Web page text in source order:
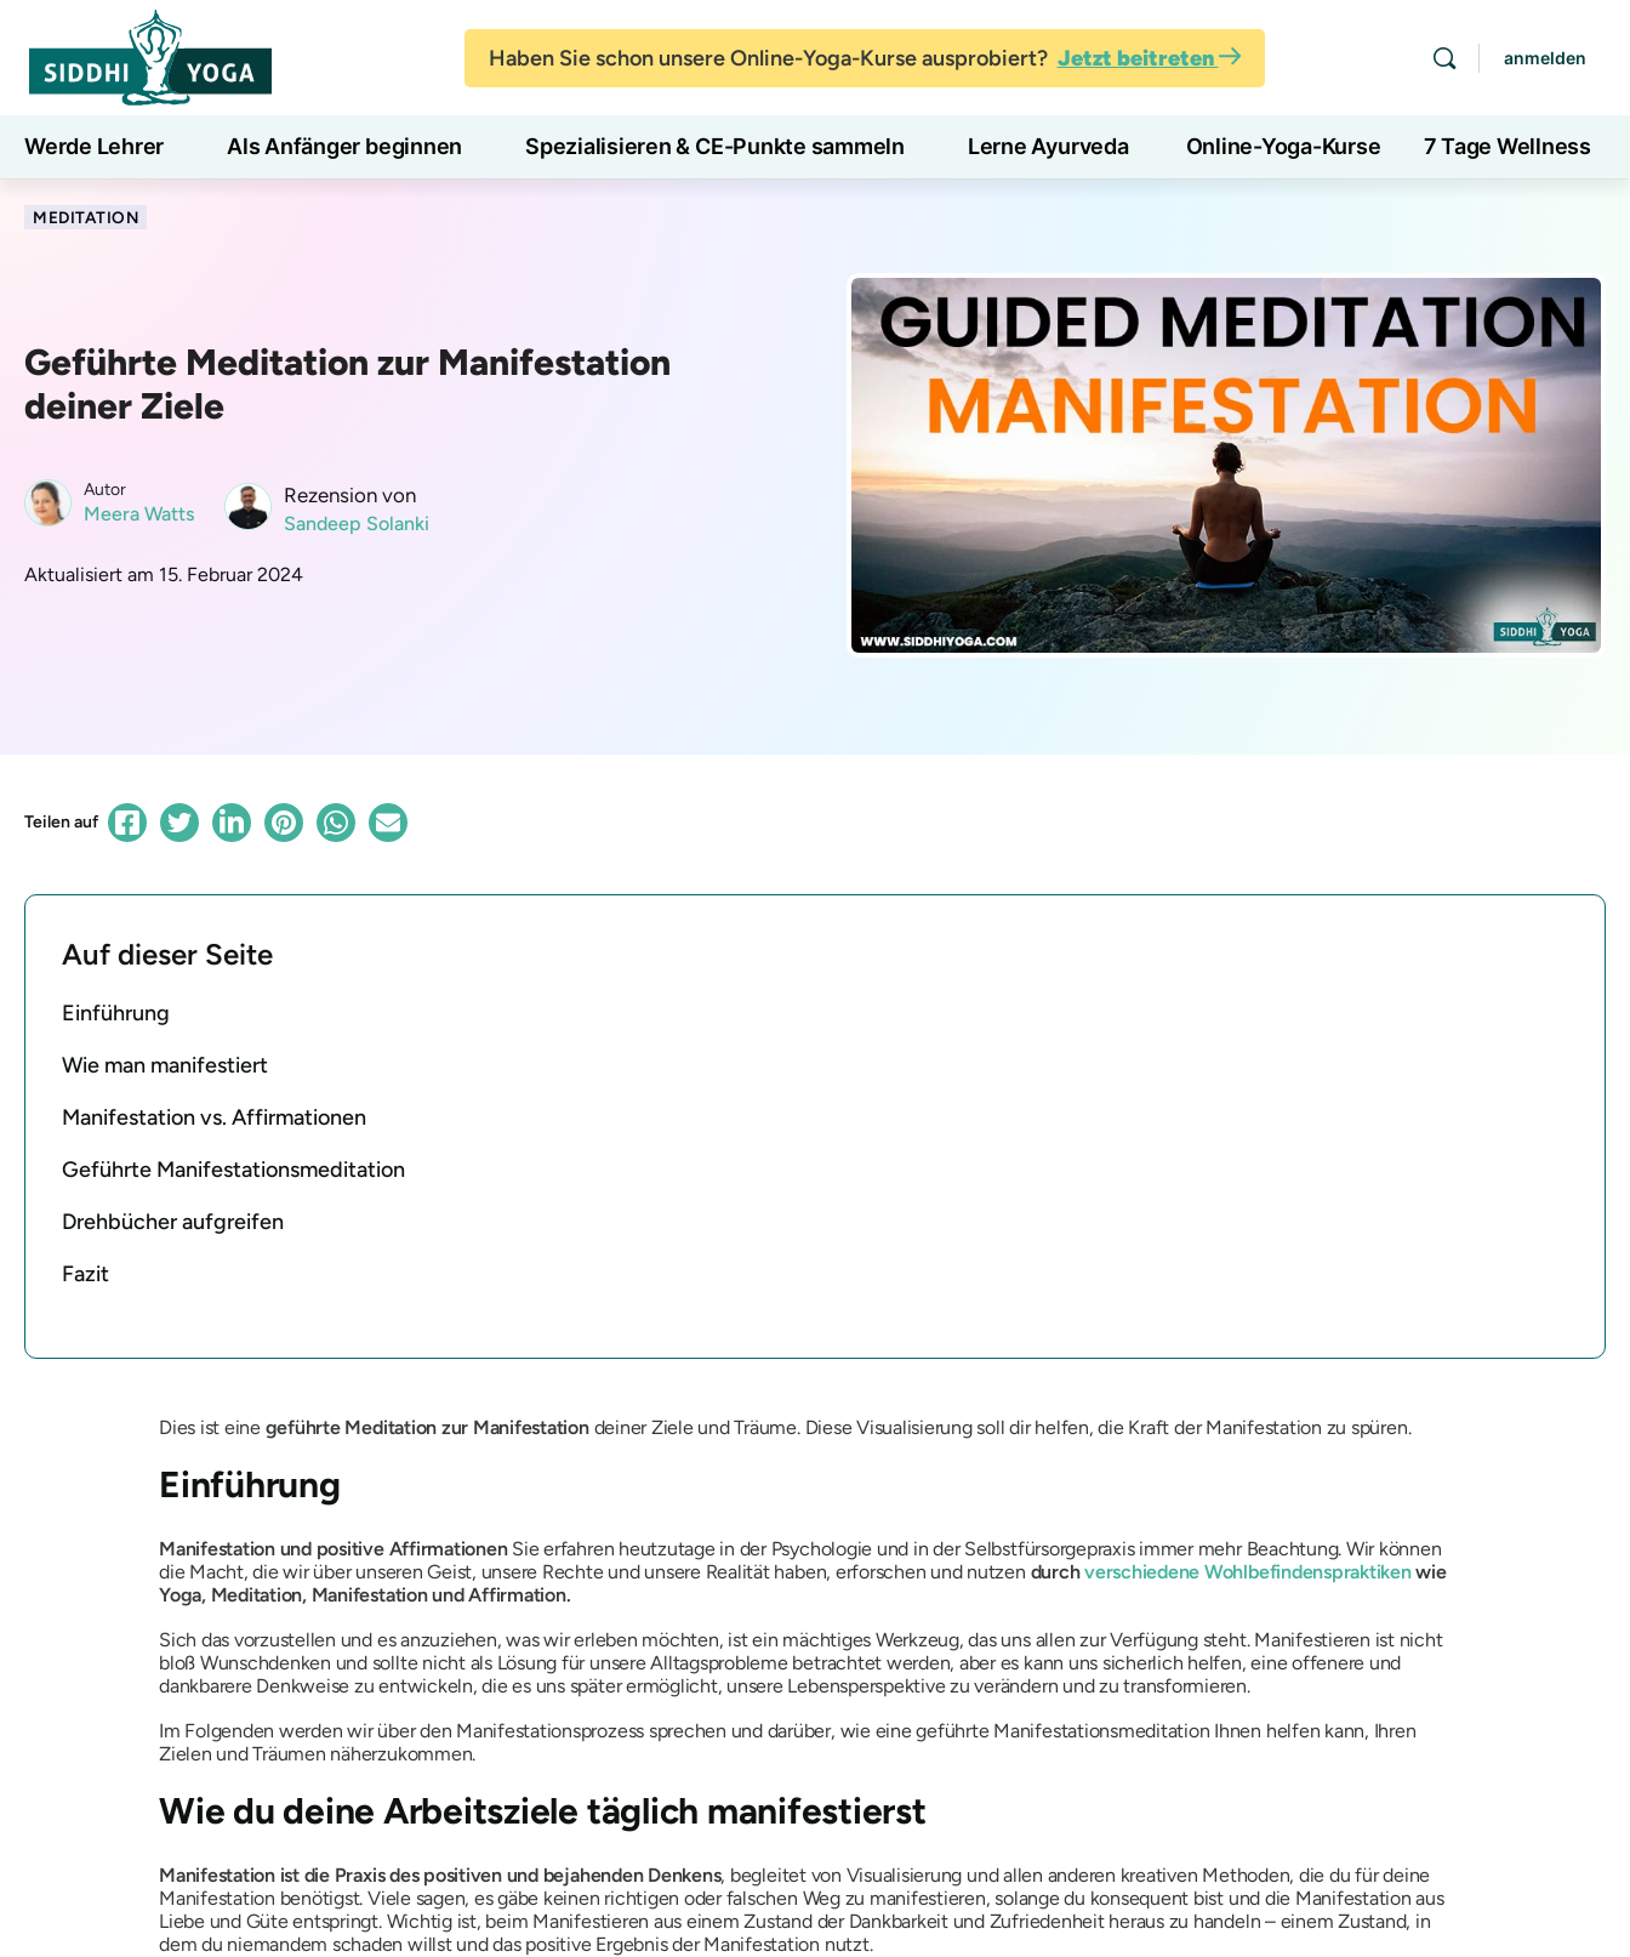
Haben Sie schon unsere Online-Yoga-Kurse ausprobiert? Jetzt beitreten anmelden
Werde Lehrer Als Anfänger beginnen Spezialisieren & CE-Punkte sammeln Lerne Ayurveda Online-Yoga-Kurse 7 Tage Wellness
Blog Lernen
MEDITATION
Geführte Meditation zur Manifestation
deiner Ziele
Autor
Meera Watts
Rezension von
Sandeep Solanki
Aktualisiert am 15. Februar 2024
Teilen auf
Auf dieser Seite
Einführung
Wie man manifestiert
Manifestation vs. Affirmationen
Geführte Manifestationsmeditation
Drehbücher aufgreifen
Fazit
Dies ist eine geführte Meditation zur Manifestationdeiner Ziele und Träume. Diese Visualisierung soll dir helfen, die Kraft der Manifestation zu spüren.
Einführung
Manifestation und positive AffirmationenSie erfahren heutzutage in der Psychologie und in der Selbstfürsorgepraxis immer mehr Beachtung. Wir können
die Macht, die wir über unseren Geist, unsere Rechte und unsere Realität haben, erforschen und nutzen durchverschiedene Wohlbefindenspraktikenwie
Yoga, Meditation, Manifestation und Affirmation.
Sich das vorzustellen und es anzuziehen, was wir erleben möchten, ist ein mächtiges Werkzeug, das uns allen zur Verfügung steht. Manifestieren ist nicht
bloß Wunschdenken und sollte nicht als Lösung für unsere Alltagsprobleme betrachtet werden, aber es kann uns sicherlich helfen, eine offenere und
dankbarere Denkweise zu entwickeln, die es uns später ermöglicht, unsere Lebensperspektive zu verändern und zu transformieren.
Im Folgenden werden wir über den Manifestationsprozess sprechen und darüber, wie eine geführte Manifestationsmeditation Ihnen helfen kann, Ihren
Zielen und Träumen näherzukommen.
Wie du deine Arbeitsziele täglich manifestierst
Manifestation ist die Praxis des positiven und bejahenden Denkens, begleitet von Visualisierung und allen anderen kreativen Methoden, die du für deine
Manifestation benötigst. Viele sagen, es gäbe keinen richtigen oder falschen Weg zu manifestieren, solange du konsequent bist und die Manifestation aus
Liebe und Güte entspringt. Wichtig ist, beim Manifestieren aus einem Zustand der Dankbarkeit und Zufriedenheit heraus zu handeln – einem Zustand, in
dem du niemandem schaden willst und das positive Ergebnis der Manifestation nutzt.